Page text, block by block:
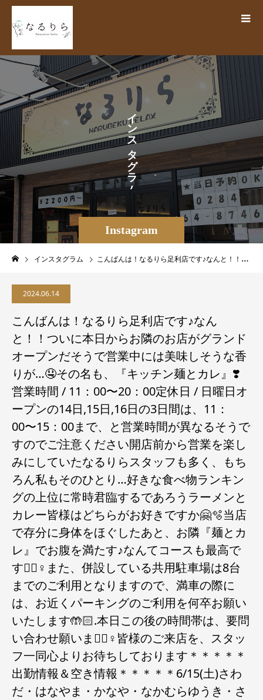
Instagram
イ
ン
ス
タ
グ
ラ
ム
インスタグラム こんばんは！なるりら足利店です♪なんと！！ついに本日からお隣のお店がグランドオープンだそうで営業中には美味しそうな香りが…🤤その名も、『キッチン麺とカレ』❣️営業時間 / 11：00〜20：00定休日 / 日曜日オープンの14日,15日,16日の3日間は、11：00〜15：00まで、と営業時間が異なるそうですのでご注意ください️開店前から営業を楽しみにしていたなるりらスタッフも多く、もちろん私もそのひとり…好きな食べ物ランキングの上位に常時君臨するであろうラーメンとカレー皆様はどちらがお好きですか🤗🫧当店で存分に身体をほぐしたあと、お隣『麺とカレ』でお腹を満たす♪なんてコースも最高ですね🏻‍♀️また、併設している共用駐車場は8台までのご利用となりますので、満車の際には、お近くパーキングのご利用を何卒お願いいたします🤲🏻.本日この後の時間帯は、要問い合わせ願います🏻‍♀️皆様のご来店を、スタッフ一同心よりお待ちしております＊＊＊＊＊出勤情報＆空き情報＊＊＊＊＊6/15(土)さわだ・はなやま・かなや・なかむらゆうき・さかもと・ますだ（出勤順）全時間受付中👥ペア・複数名歓迎6/16(日)ふかわ・さわだ・はなやま・すずきさかもと・ゆうき・かわしま・ますだ（出勤順）全時間受付中👥ペア・複数名歓迎＝＝＝＝＝＝＝＝＝＝＝＝＝＝＝＝＝＝＝＝＝＝【リラクゼーションサロン なるりら】栃木県足利市田中町783-2 KSB3🛜https://www.narurira.jp️0284-64-8746️公式LINE検索ID【@270tecfq】.#なるりら #narurira #リラク #リラクゼーションサロン #マッサージ #快眠 #浮腫改善 #肩こり解消 #足ツボ #血流促進 #夏バテ解消 #免疫力向上 #筋膜リリース #揉みほぐし #リンパマッサージ #ヘッドマッサージ #オイルマッサージ #足利 #栃木 #ashikaga #足利市 #栃木県足利市 #足利もみほぐし #足利サロン #自律神経 #肩首 #オプション多数 #当日予約OK – from Instagram
2024.06.14
こんばんは！なるりら足利店です♪なん
と！！ついに本日からお隣のお店がグランド
オープンだそうで営業中には美味しそうな香
りが…🤤その名も、『キッチン麺とカレ』❣️
営業時間 / 11：00〜20：00定休日 / 日曜日オ
ープンの14日,15日,16日の3日間は、11：
00〜15：00まで、と営業時間が異なるそうで
すのでご注意ください️開店前から営業を楽し
みにしていたなるりらスタッフも多く、もち
ろん私もそのひとり…好きな食べ物ランキン
グの上位に常時君臨するであろうラーメンと
カレー皆様はどちらがお好きですか🤗🫧当店
で存分に身体をほぐしたあと、お隣『麺とカ
レ』でお腹を満たす♪なんてコースも最高で
すね🏻‍♀️また、併設している共用駐車場は8台
までのご利用となりますので、満車の際に
は、お近くパーキングのご利用を何卒お願い
いたします🤲🏻.本日この後の時間帯は、要問
い合わせ願います🏻‍♀️皆様のご来店を、スタッ
フ一同心よりお待ちしております＊＊＊＊＊
出勤情報＆空き情報＊＊＊＊＊6/15(土)さわ
だ・はなやま・かなや・なかむらゆうき・さ